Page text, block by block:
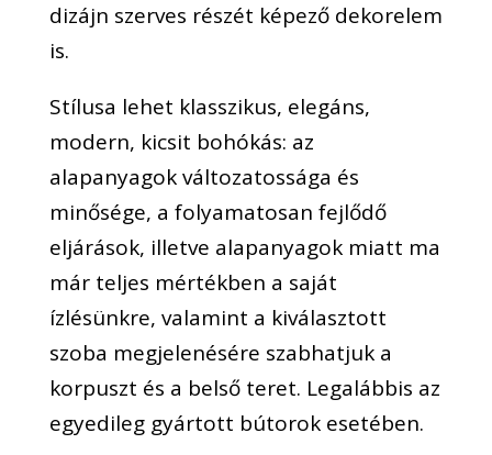
dizájn szerves részét képező dekorelem
is.
Stílusa lehet klasszikus, elegáns,
modern, kicsit bohókás: az
alapanyagok változatossága és
minősége, a folyamatosan fejlődő
eljárások, illetve alapanyagok miatt ma
már teljes mértékben a saját
ízlésünkre, valamint a kiválasztott
szoba megjelenésére szabhatjuk a
korpuszt és a belső teret. Legalábbis az
egyedileg gyártott bútorok esetében.